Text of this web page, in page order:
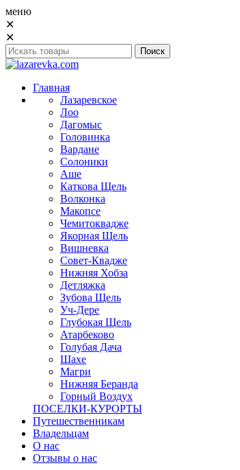
меню
✕
✕
Главная
Лазаревское
Лоо
Дагомыс
Головинка
Вардане
Солоники
Аше
Каткова Щель
Волконка
Макопсе
Чемитоквадже
Якорная Щель
Вишневка
Совет-Квадже
Нижняя Хобза
Детляжка
Зубова Щель
Уч-Дере
Глубокая Щель
Атарбеково
Голубая Дача
Шахе
Магри
Нижняя Беранда
Горный Воздух
ПОСЕЛКИ-КУРОРТЫ
Путешественникам
Владельцам
О нас
Отзывы о нас